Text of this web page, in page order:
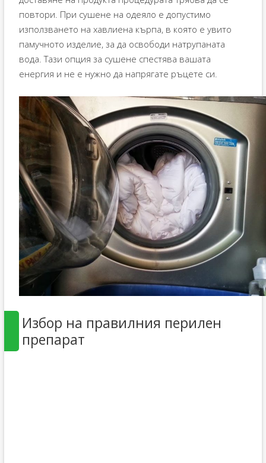
повтори. При сушене на одеяло е допустимо
използването на хавлиена кърпа, в която е увито
памучното изделие, за да освободи натрупаната
вода. Тази опция за сушене спестява вашата
енергия и не е нужно да напрягате ръцете си.
Избор на правилния перилен
препарат